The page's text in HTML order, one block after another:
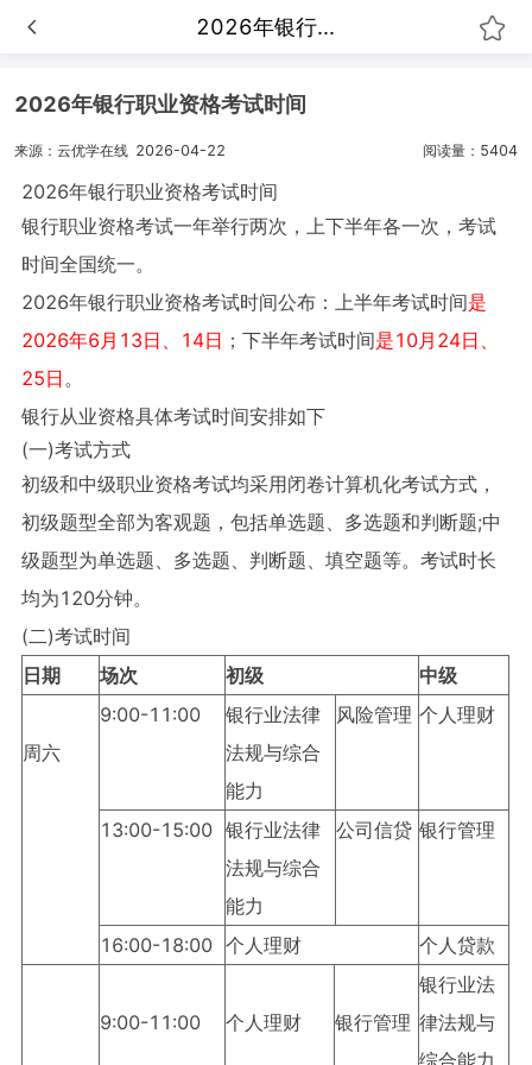
2026年银行...
2026年银行职业资格考试时间
来源：云优学在线 2026-04-22 阅读量：5404
2026年银行职业资格考试时间
银行职业资格考试一年举行两次，上下半年各一次，考试
时间全国统一。
2026年银行职业资格考试时间公布：上半年考试时间是
2026年6月13日、14日 ；下半年考试时间是10月24日、
25日 。
银行从业资格具体考试时间安排如下
(一)考试方式
初级和中级职业资格考试均采用闭卷计算机化考试方式，
初级题型全部为客观题，包括单选题、多选题和判断题;中
级题型为单选题、多选题、判断题、填空题等。考试时长
均为120分钟。
(二)考试时间
日期
场次 初级 中级
周六
9:00-11:00
银行业法律
法规与综合
能力
风险管理 个人理财
13:00-15:00 银行业法律
法规与综合
能力
公司信贷 银行管理
16:00-18:00 个人理财 个人贷款
9:00-11:00 个人理财 银行管理
银行业法
律法规与
综合能力